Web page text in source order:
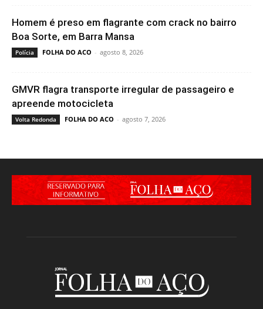
Homem é preso em flagrante com crack no bairro
Boa Sorte, em Barra Mansa
Polícia FOLHA DO ACO - agosto 8, 2026
GMVR flagra transporte irregular de passageiro e
apreende motocicleta
Volta Redonda FOLHA DO ACO - agosto 7, 2026